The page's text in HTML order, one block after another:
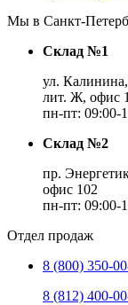
Мы в Санкт-
Склад №1
ул.
лит. Ж, офис
пн-пт: 09:00-
Склад №2
пр.
офис 102
пн-пт: 09:00-
Отдел продаж
8 (800) 350-
8 (812) 400-